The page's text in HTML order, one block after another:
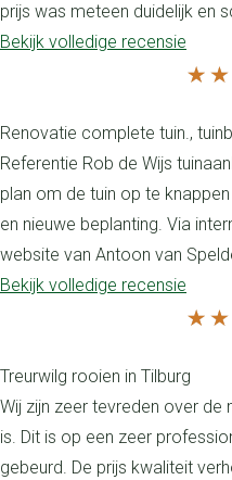
prijs was meteen duidelijk en
Bekijk volledige recensie
Renovatie complete tuin.,
Referentie Rob de Wijs
plan om de tuin op te
en nieuwe beplanting. Via
website van Antoon van
Bekijk volledige recensie
Treurwilg rooien in Tilburg
Wij zijn zeer tevreden over
is. Dit is op een zeer
gebeurd. De prijs kwaliteit